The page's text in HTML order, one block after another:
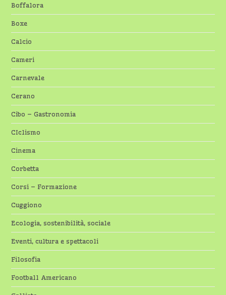
Boffalora
Boxe
Calcio
Cameri
Carnevale
Cerano
Cibo – Gastronomia
CIclismo
Cinema
Corbetta
Corsi – Formazione
Cuggiono
Ecologia, sostenibilità, sociale
Eventi, cultura e spettacoli
Filosofia
Football Americano